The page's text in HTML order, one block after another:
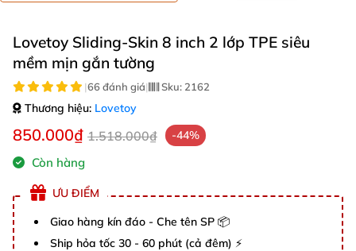
Lovetoy Sliding-Skin 8 inch 2 lớp TPE siêu
mềm mịn gắn tường
|66 đánh giá| Sku: 2162
Thương hiệu: Lovetoy
850.000₫ 1.518.000₫ -44%
Còn hàng
ƯU ĐIỂM
Giao hàng kín đáo - Che tên SP 📦
Ship hỏa tốc 30 - 60 phút (cả đêm) ⚡